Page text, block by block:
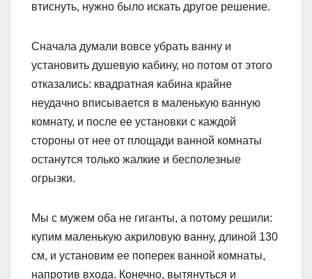
втиснуть, нужно было искать другое решение.
Сначала думали вовсе убрать ванну и
установить душевую кабину, но потом от этого
отказались: квадратная кабина крайне
неудачно вписывается в маленькую ванную
комнату, и после ее установки с каждой
стороны от нее от площади ванной комнаты
останутся только жалкие и бесполезные
огрызки.
Мы с мужем оба не гиганты, а потому решили:
купим маленькую акриловую ванну, длиной 130
см, и установим ее поперек ванной комнаты,
напротив входа. Конечно, вытянуться и